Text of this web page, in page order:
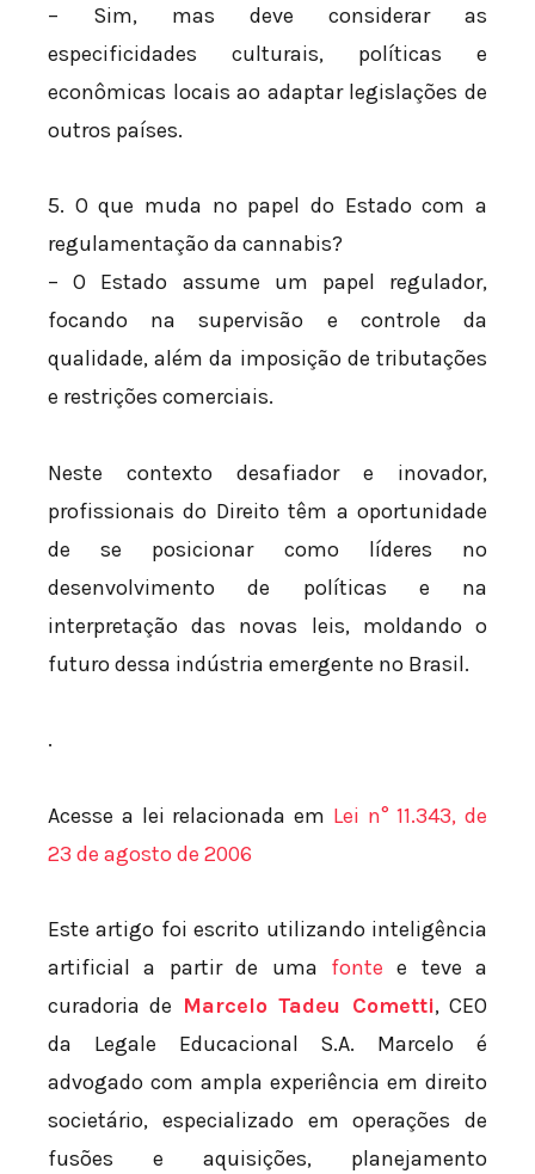
– Sim, mas deve considerar as
especificidades culturais, políticas e
econômicas locais ao adaptar legislações de
outros países.
5. O que muda no papel do Estado com a
regulamentação da cannabis?
– O Estado assume um papel regulador,
focando na supervisão e controle da
qualidade, além da imposição de tributações
e restrições comerciais.
Neste contexto desafiador e inovador,
profissionais do Direito têm a oportunidade
de se posicionar como líderes no
desenvolvimento de políticas e na
interpretação das novas leis, moldando o
futuro dessa indústria emergente no Brasil.
.
Acesse a lei relacionada em Lei n° 11.343, de
23 de agosto de 2006
Este artigo foi escrito utilizando inteligência
artificial a partir de uma fonte e teve a
curadoria de Marcelo Tadeu Cometti, CEO
da Legale Educacional S.A. Marcelo é
advogado com ampla experiência em direito
societário, especializado em operações de
fusões e aquisições, planejamento